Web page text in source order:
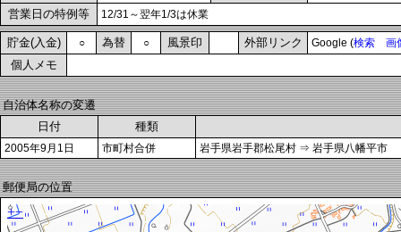
営業日の特例等 12/31～翌年1/3は休業
貯金(入金) ○ 為替 ○ 風景印 外部リンク Google (検索 画
個人メモ
自治体名称の変遷
日付
種類
2005年9月1日 市町村合併 岩手県岩手郡松尾村 ⇒ 岩手県八幡平市
郵便局の位置